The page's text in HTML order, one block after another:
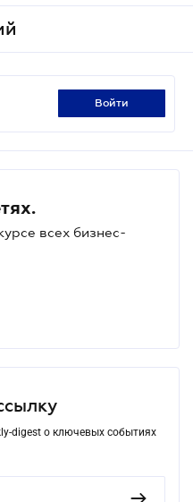
войти
всех бизнес-
digest о ключевых событиях